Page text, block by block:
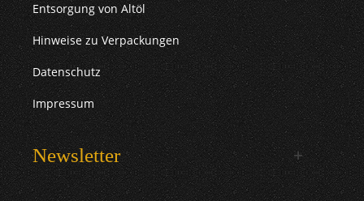
Entsorgung von Altöl
Hinweise zu Verpackungen
Datenschutz
Impressum
Newsletter